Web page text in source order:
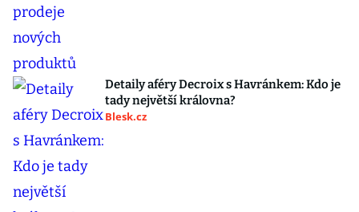
Detaily aféry Decroix s Havránkem: Kdo je
tady největší královna?
Blesk.cz